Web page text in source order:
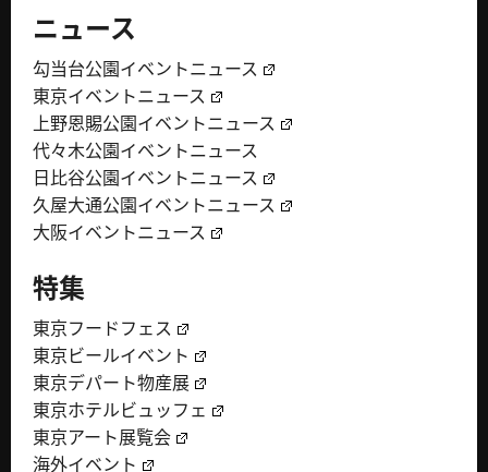
ニュース
勾当台公園イベントニュース
東京イベントニュース
上野恩賜公園イベントニュース
代々木公園イベントニュース
日比谷公園イベントニュース
久屋大通公園イベントニュース
大阪イベントニュース
特集
東京フードフェス
東京ビールイベント
東京デパート物産展
東京ホテルビュッフェ
東京アート展覧会
海外イベント